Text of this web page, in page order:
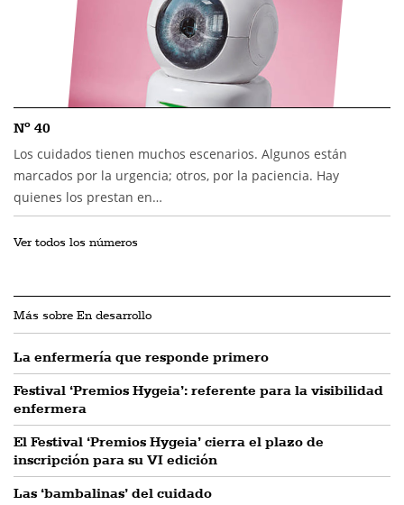
Nº 40
Los cuidados tienen muchos escenarios. Algunos están
marcados por la urgencia; otros, por la paciencia. Hay
quienes los prestan en…
Ver todos los números
Más sobre En desarrollo
La enfermería que responde primero
Festival ‘Premios Hygeia’: referente para la visibilidad
enfermera
El Festival ‘Premios Hygeia’ cierra el plazo de
inscripción para su VI edición
Las ‘bambalinas’ del cuidado